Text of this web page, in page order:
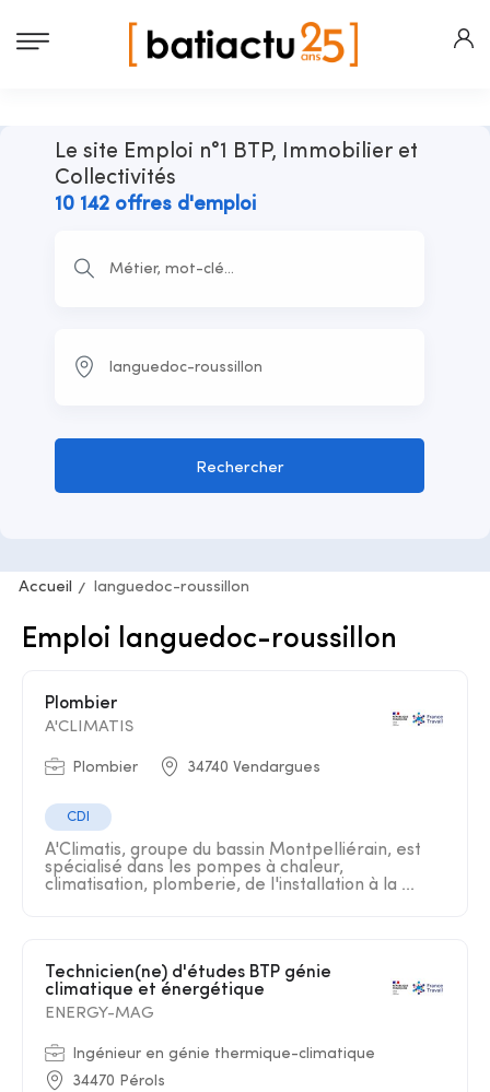
Le site Emploi n°1 BTP, Immobilier et
Collectivités
10 142 offres d'emploi
Rechercher
Accueil languedoc-roussillon
Emploi languedoc-roussillon
Plombier
A'CLIMATIS
Plombier 34740 Vendargues
CDI
A'Climatis, groupe du bassin Montpelliérain, est
spécialisé dans les pompes à chaleur,
climatisation, plomberie, de l'installation à la ...
climatique et énergétique
ENERGY-MAG
Ingénieur en génie thermique-climatique
34470 Pérols